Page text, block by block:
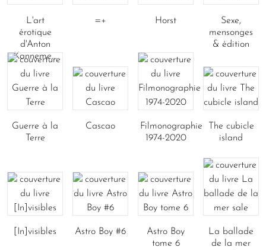
L'art
érotique
d'Anton
Kanneme...
=+ Horst
Sexe,
mensonges
& édition
Guerre à la
Terre
Cascao
Filmonographie
1974-2020
The cubicle
island
[In]visibles Astro Boy #6
Astro Boy
tome 6
La ballade
de la mer